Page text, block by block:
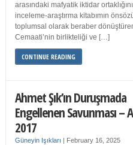
arasındaki mafyatik iktidar
inceleme-araştırma kitabımın
toplumsal olarak beraber
Cemaati’nin birlikteliği ve […]
CONTINUE READING
Ahmet Şık’ın Duruşmada
Engellenen Savunması –
2017
Güneyin Işıkları | February 16, 2025